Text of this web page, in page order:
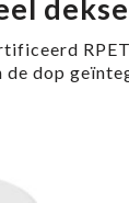
de dop